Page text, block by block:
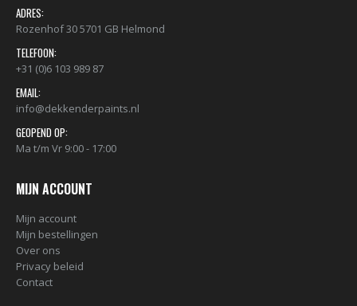
ADRES:
Rozenhof 30 5701 GB Helmond
TELEFOON:
+31 (0)6 103 989 87
EMAIL:
info@dekkenderpaints.nl
GEOPEND OP:
Ma t/m Vr 9:00 - 17:00
MIJN ACCOUNT
Mijn account
Mijn bestellingen
Over ons
Privacy beleid
Contact